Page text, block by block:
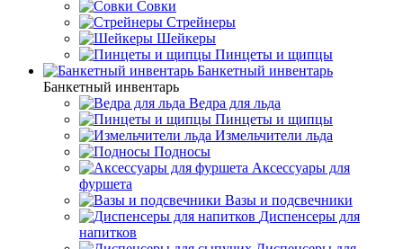
Совки
Стрейнеры
Шейкеры
Пинцеты и щипцы
Банкетный инвентарь
Банкетный инвентарь
Ведра для льда
Пинцеты и щипцы
Измельчители льда
Подносы
Аксессуары для
фуршета
Вазы и подсвечники
Диспенсеры для
напитков